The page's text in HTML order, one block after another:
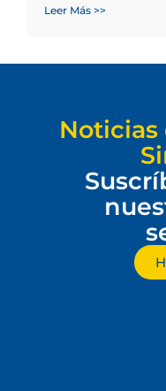
Leer Más >>